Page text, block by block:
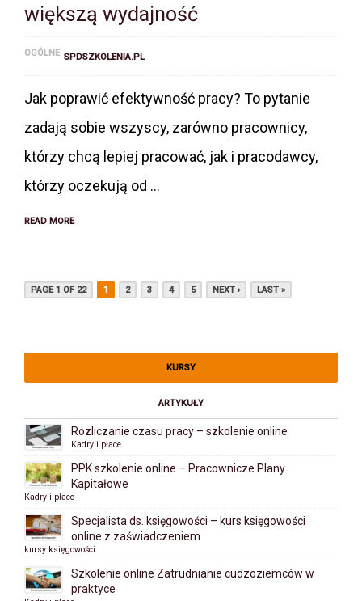
większą wydajność
OGÓLNE SPDSZKOLENIA.PL
Jak poprawić efektywność pracy? To pytanie
zadają sobie wszyscy, zarówno pracownicy,
którzy chcą lepiej pracować, jak i pracodawcy,
którzy oczekują od …
READ MORE
PAGE 1 OF 22 1 2 3 4 5 NEXT › LAST »
KURSY
ARTYKUŁY
Rozliczanie czasu pracy – szkolenie online
Kadry i płace
PPK szkolenie online – Pracownicze Plany
Kapitałowe
Kadry i płace
Specjalista ds. księgowości – kurs księgowości
online z zaświadczeniem
kursy księgowości
Szkolenie online Zatrudnianie cudzoziemców w
praktyce